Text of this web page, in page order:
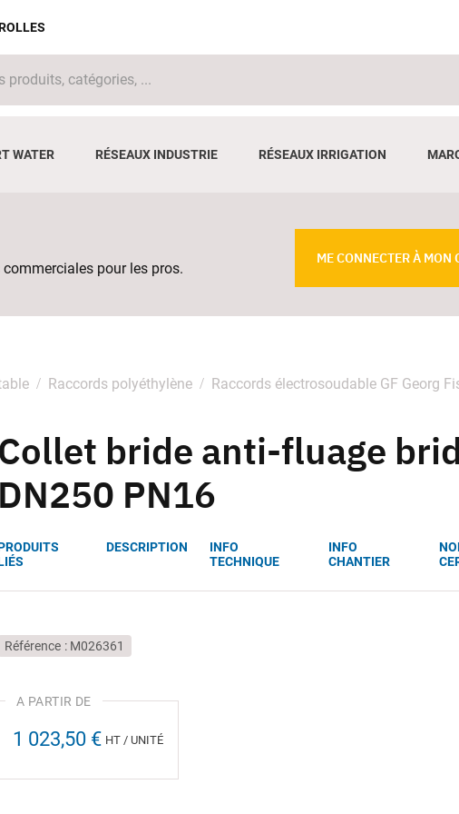
WATER RÉSEAUX INDUSTRIE RÉSEAUX IRRIGATION
pour les pros.
ME CONNECTER À MON
Raccords polyéthylène
Raccords électrosoudable GF Georg
Collet bride anti-fluage
DN250 PN16
DESCRIPTION
INFO
TECHNIQUE
INFO
CHANTIER
Référence M026361
1 023,50 € HT / UNITÉ